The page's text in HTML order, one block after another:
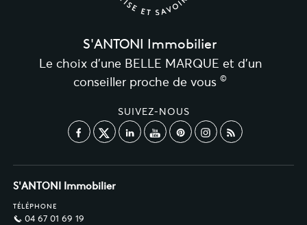
S'ANTONI Immobilier
Le choix d’une BELLE MARQUE et d’un
conseiller proche de vous ©
SUIVEZ-NOUS
S'ANTONI Immobilier
TÉLÉPHONE
04 67 01 69 19